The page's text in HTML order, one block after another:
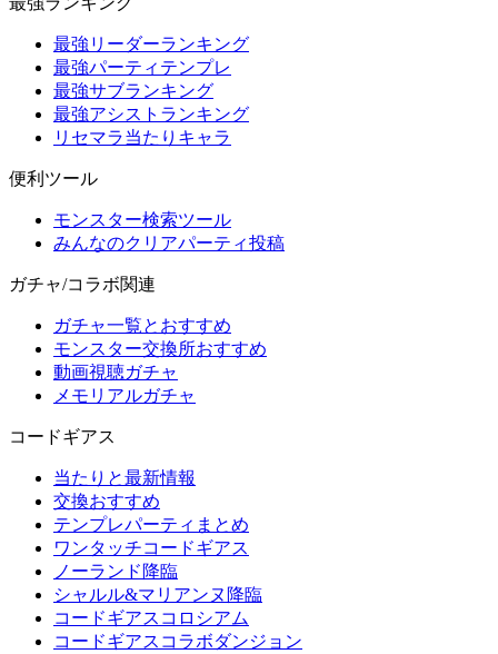
最強リーダーランキング
最強パーティテンプレ
最強サブランキング
最強アシストランキング
リセマラ当たりキャラ
便利ツール
モンスター検索ツール
みんなのクリアパーティ投稿
ガチャ/コラボ関連
ガチャ一覧とおすすめ
モンスター交換所おすすめ
動画視聴ガチャ
メモリアルガチャ
コードギアス
当たりと最新情報
交換おすすめ
テンプレパーティまとめ
ワンタッチコードギアス
ノーランド降臨
シャルル&マリアンヌ降臨
コードギアスコロシアム
コードギアスコラボダンジョン